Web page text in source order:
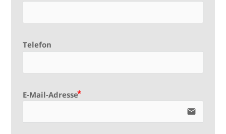
Telefon
E-Mail-Adresse
email